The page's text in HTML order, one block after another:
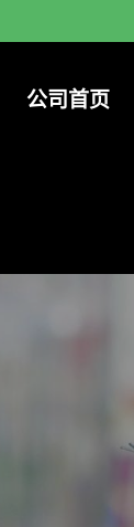
公司首页